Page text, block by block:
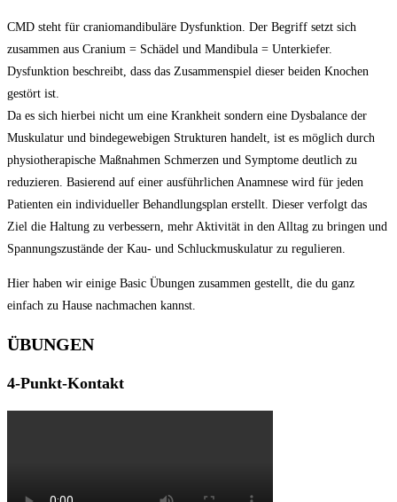
CMD steht für craniomandibuläre Dysfunktion. Der Begriff setzt sich
zusammen aus Cranium = Schädel und Mandibula = Unterkiefer.
Dysfunktion beschreibt, dass das Zusammenspiel dieser beiden Knochen
gestört ist.
Da es sich hierbei nicht um eine Krankheit sondern eine Dysbalance der
Muskulatur und bindegewebigen Strukturen handelt, ist es möglich durch
physiotherapische Maßnahmen Schmerzen und Symptome deutlich zu
reduzieren. Basierend auf einer ausführlichen Anamnese wird für jeden
Patienten ein individueller Behandlungsplan erstellt. Dieser verfolgt das
Ziel die Haltung zu verbessern, mehr Aktivität in den Alltag zu bringen und
Spannungszustände der Kau- und Schluckmuskulatur zu regulieren.
Hier haben wir einige Basic Übungen zusammen gestellt, die du ganz
einfach zu Hause nachmachen kannst.
ÜBUNGEN
4-Punkt-Kontakt